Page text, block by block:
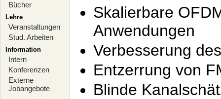
Bücher
Lehre
Veranstaltungen
Stud. Arbeiten
Information
Intern
Konferenzen
Externe
Jobangebote
Skalierbare
Anwendungen
Verbesserung
Entzerrung von
Blinde